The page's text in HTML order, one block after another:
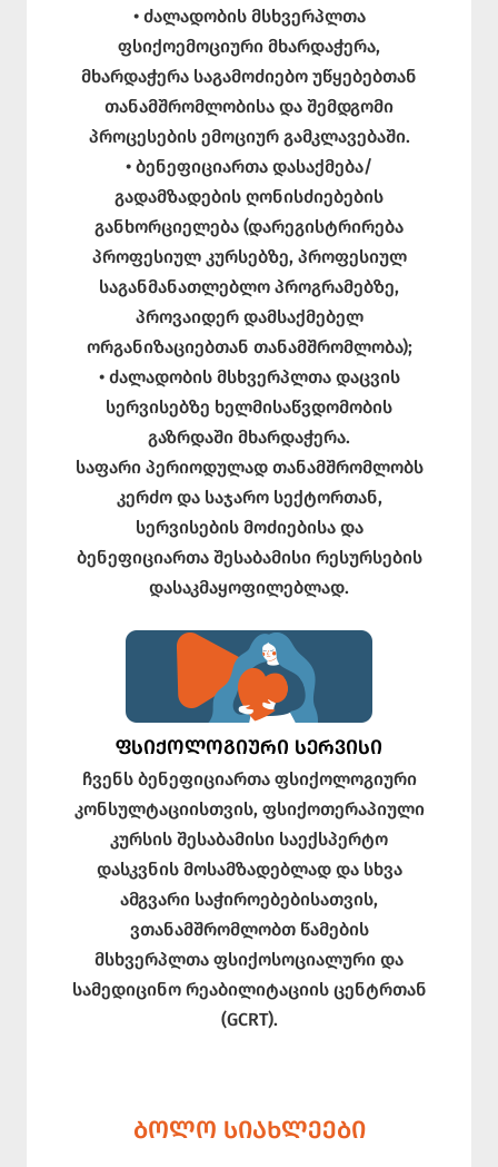
• ძალადობის მსხვერპლთა
ფსიქოემოციური მხარდაჭერა,
მხარდაჭერა საგამოძიებო უწყებებთან
თანამშრომლობისა და შემდგომი
პროცესების ემოციურ გამკლავებაში.
• ბენეფიციართა დასაქმება/
გადამზადების ღონისძიებების
განხორციელება (დარეგისტრირება
პროფესიულ კურსებზე, პროფესიულ
საგანმანათლებლო პროგრამებზე,
პროვაიდერ დამსაქმებელ
ორგანიზაციებთან თანამშრომლობა);
• ძალადობის მსხვერპლთა დაცვის
სერვისებზე ხელმისაწვდომობის
გაზრდაში მხარდაჭერა.
საფარი პერიოდულად თანამშრომლობს
კერძო და საჯარო სექტორთან,
სერვისების მოძიებისა და
ბენეფიციართა შესაბამისი რესურსების
დასაკმაყოფილებლად.
ᲤᲡᲘᲥᲝᲚᲝᲒᲘᲣᲠᲘ ᲡᲔᲠᲕᲘᲡᲘ
ჩვენს ბენეფიციართა ფსიქოლოგიური
კონსულტაციისთვის, ფსიქოთერაპიული
კურსის შესაბამისი საექსპერტო
დასკვნის მოსამზადებლად და სხვა
ამგვარი საჭიროებებისათვის,
ვთანამშრომლობთ წამების
მსხვერპლთა ფსიქოსოციალური და
სამედიცინო რეაბილიტაციის ცენტრთან
(GCRT).
ᲑᲝᲚᲝ ᲡᲘᲐᲮᲚᲔᲔᲑᲘ